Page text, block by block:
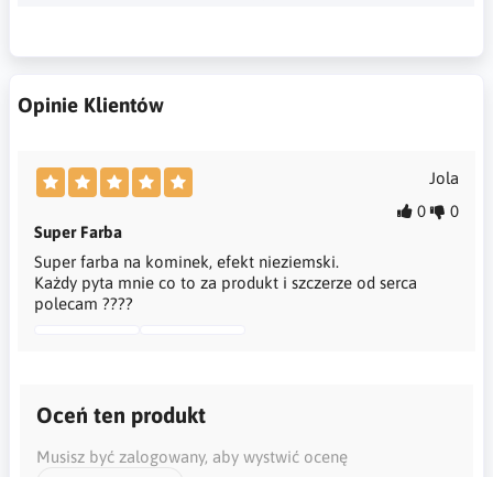
Opinie Klientów
0 0
Jola
Super Farba
Super farba na kominek, efekt nieziemski.
Każdy pyta mnie co to za produkt i szczerze od serca
polecam ????
Oceń ten produkt
Musisz być zalogowany, aby wystwić ocenę